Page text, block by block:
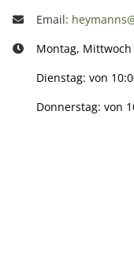
Email:
Montag, Mittwoch
Dienstag: von
Donnerstag: von